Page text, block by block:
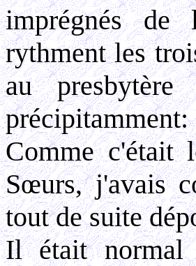
imprégnés de
rythment les
au
Comme c'était
Sœurs, j'avais
tout de suite
Il était normal